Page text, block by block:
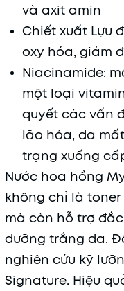
và axit amin
Chiết xuất Lựu
oxy hóa, giảm
Niacinamide:
một loại
quyết các vấn
lão hóa, da
trạng xuống
Nước hoa hồng
không chỉ là
mà còn hỗ trợ
dưỡng trắng da.
nghiên cứu kỹ
Signature. Hiệu